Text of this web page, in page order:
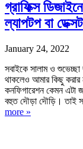
গ্রাফিক্স
ল্যাপটপ বা
January 24, 2022
সবাইকে সালাম ও
থাকলেও আমার কিছু করার
কনফিগারেশন কেমন এটা
বহুত দৌড়া দৌড়ি। তাই
more »